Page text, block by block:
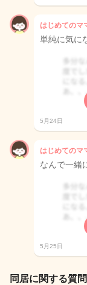
はじめてのマ
単純に気に
5月24日
はじめてのマ
なんで一緒
5月25日
同居に関する質問